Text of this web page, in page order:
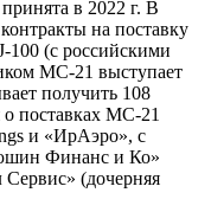
в 2022 г. В
на поставку
100 (с российскими
МС-21 выступает
получить 108
о поставках МС-21
и «ИрАэро», с
Финанс и Ко»
(дочерняя